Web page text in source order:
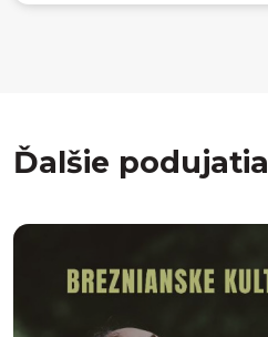
Ďalšie podujatia